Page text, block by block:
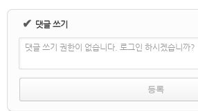
✔ 댓글 쓰기
댓글 쓰기 권한이 없습니다. 로그인 하시겠습니까?